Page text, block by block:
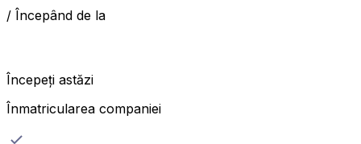
/ Începând de la
Începeți astăzi
Înmatricularea companiei